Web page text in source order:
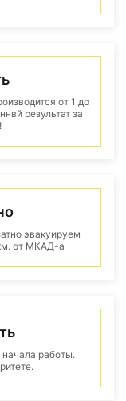
от 1 до
результат за
эвакуируем
от МКАД-а
работы.